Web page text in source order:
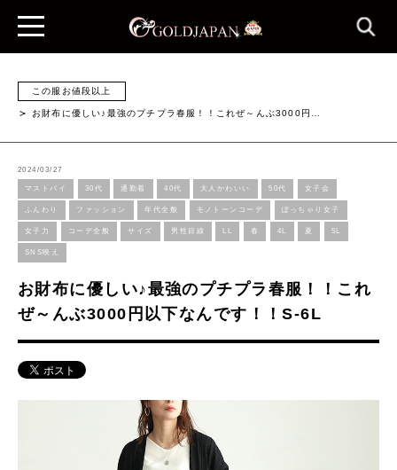
この服お値段以上
お財布に優しい♪最強のプチプラ春服！！これぜ～んぶ3000円…
2024/03/27
マストバイ 30代 通勤着 40代 大人かわいい 50代 女子会
ふんわり ファッション 年代全般 モノトーンコーデ ぽっちゃり女子
女子力 コーデ全般 サイズ 男性目線 LL 春 4L 夏 5L
SNS映え
お財布に優しい♪最強のプチプラ春服！！これ
ぜ～んぶ3000円以下なんです！！S-6L